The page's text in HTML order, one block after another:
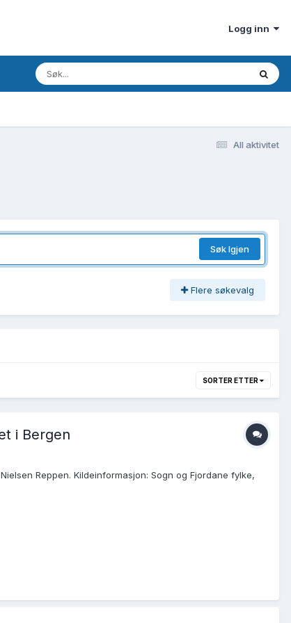
Logg inn
All aktivitet
Søk Igjen
Flere søkevalg
SORTER ETTER
i Bergen
Reppen. Kildeinformasjon: Sogn og Fjordane fylke,